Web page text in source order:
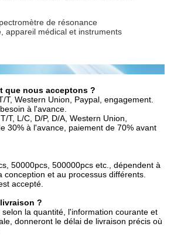
de résonance
appareil médical et instruments
que nous acceptons ?
T, Western Union, Paypal, engagement.
à l'avance.
T, L/C, D/P, D/A, Western Union,
30% à l'avance, paiement de 70% avant
50000pcs, 500000pcs etc., dépendent à
conception et au processus différents.
accepté.
?
la quantité, l'information courante et
donneront le délai de livraison précis où